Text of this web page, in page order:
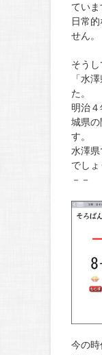
ていま
日常
せん。
そうし
「水
た。
明治
城県
す。
水澤
でしょ
－－
今の